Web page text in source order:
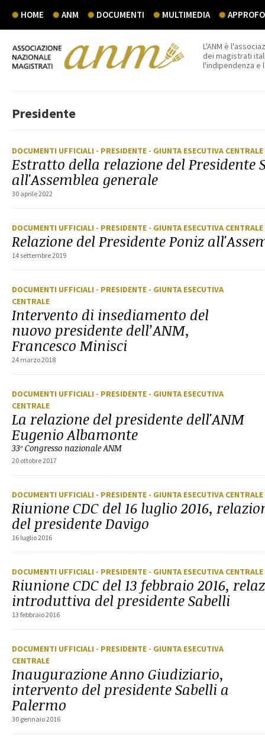
HOME ANM DOCUMENTI MULTIMEDIA
L'ANM è
dei magistrati
l'indipendenza e
Presidente
DOCUMENTI UFFICIALI - PRESIDENTE - GIUNTA ESECUTIVA CENTRALE
Estratto della relazione del Presidente
all'Assemblea generale
30 aprile 2022
DOCUMENTI UFFICIALI - PRESIDENTE - GIUNTA ESECUTIVA CENTRALE
Relazione del Presidente Poniz
14 settembre 2019
DOCUMENTI UFFICIALI - PRESIDENTE - GIUNTA ESECUTIVA
CENTRALE
Intervento di insediamento del
nuovo presidente dell’ANM,
Francesco Minisci
24 marzo 2018
DOCUMENTI UFFICIALI - PRESIDENTE - GIUNTA ESECUTIVA
CENTRALE
La relazione del presidente dell'ANM
Eugenio Albamonte
33º Congresso nazionale ANM
20 ottobre 2017
DOCUMENTI UFFICIALI - PRESIDENTE - GIUNTA ESECUTIVA CENTRALE
Riunione CDC del 16 luglio 2016,
del presidente Davigo
16 luglio 2016
DOCUMENTI UFFICIALI - PRESIDENTE - GIUNTA ESECUTIVA CENTRALE
Riunione CDC del 13 febbraio 2016,
introduttiva del presidente Sabelli
13 febbraio 2016
DOCUMENTI UFFICIALI - PRESIDENTE - GIUNTA ESECUTIVA
CENTRALE
Inaugurazione Anno Giudiziario,
intervento del presidente Sabelli a
Palermo
30 gennaio 2016